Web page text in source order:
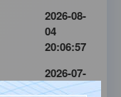
2026-08-
04
20:06:57
2026-07-
31